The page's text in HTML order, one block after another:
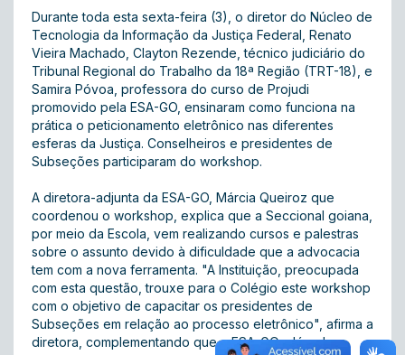
Durante toda esta sexta-feira (3), o diretor do Núcleo de
Tecnologia da Informação da Justiça Federal, Renato
Vieira Machado, Clayton Rezende, técnico judiciário do
Tribunal Regional do Trabalho da 18ª Região (TRT-18), e
Samira Póvoa, professora do curso de Projudi
promovido pela ESA-GO, ensinaram como funciona na
prática o peticionamento eletrônico nas diferentes
esferas da Justiça. Conselheiros e presidentes de
Subseções participaram do workshop.
A diretora-adjunta da ESA-GO, Márcia Queiroz que
coordenou o workshop, explica que a Seccional goiana,
por meio da Escola, vem realizando cursos e palestras
sobre o assunto devido à dificuldade que a advocacia
tem com a nova ferramenta. "A Instituição, preocupada
com esta questão, trouxe para o Colégio este workshop
com o objetivo de capacitar os presidentes de
Subseções em relação ao processo eletrônico", afirma a
diretora, complementando que a ESA-GO, além de